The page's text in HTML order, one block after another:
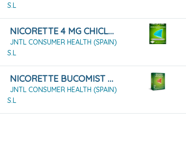
S.L
NICORETTE 4 MG CHICLES MEDICAMENTOSOS 105 CHICLES
JNTL CONSUMER HEALTH (SPAIN)
S.L
NICORETTE BUCOMIST 1 MG/PULSACIÓN SOLUCIÓN PARA PULVERIZACIÓN BUCAL, 1X1 DISPENSADOR DE 13,2 ML
JNTL CONSUMER HEALTH (SPAIN)
S.L